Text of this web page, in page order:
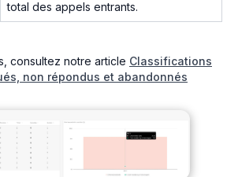
total des appels entrants.
consultez notre article Classifications
non répondus et abandonnés